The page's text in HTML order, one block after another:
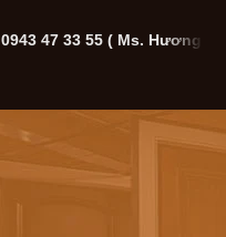
0943 47 33 55 ( Ms. Hương